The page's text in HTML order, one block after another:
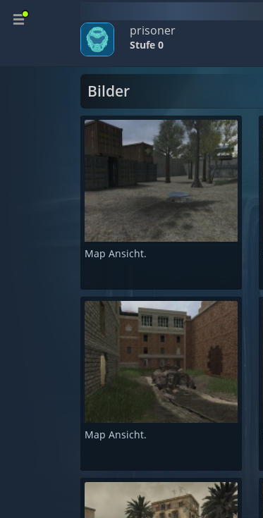
prisoner
Stufe 0
Bilder
Map Ansicht.
Map Ansicht.